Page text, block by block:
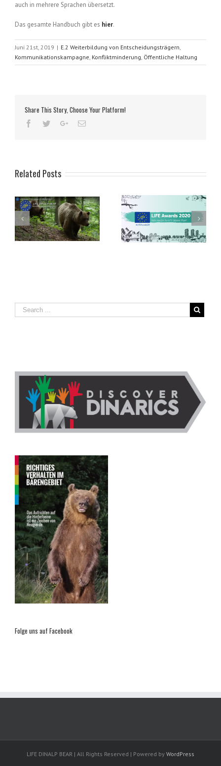
auch in mehrere Sprachen übersetzt.
Das gesamte Handbuch gibt es hier.
Juni 21st, 2019 | E.2 Weiterbildung von Entscheidungsträgern,
Kommunikationskampagne, Konfliktminderung, Öffentliche Haltung
Share This Story, Choose Your Platform!
Related Posts
LIFE-Auszeichnungen 2020
– Abstimmung über den
Fünftes Projekt-Bulletin
veröffentlicht
Folge uns auf Facebook
LIFE DINALP BEAR | All Rights Reserved | Powered by WordPress